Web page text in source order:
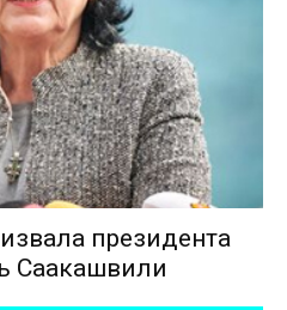
президента
Саакашвили